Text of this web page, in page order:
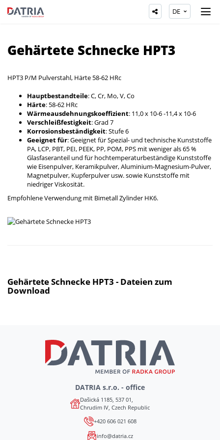
DE
Gehärtete Schnecke HPT3
HPT3 P/M Pulverstahl, Härte 58-62 HRc
Hauptbestandteile: C, Cr, Mo, V, Co
Härte: 58-62 HRc
Wärmeausdehnungskoeffizient: 11,0 x 10-6 -11,4 x 10-6
Verschleißfestigkeit: Grad 7
Korrosionsbeständigkeit: Stufe 6
Geeignet für: Geeignet für Spezial- und technische Kunststoffe
PA, LCP, PBT, PEI, PEEK, PP, POM, PPS mit weniger als 65 %
Glasfaseranteil und für hochtemperaturbeständige Kunststoffe
wie Eisenpulver, Keramikpulver, Aluminium-Magnesium-Pulver,
Magnetpulver, Kupferpulver usw. sowie Kunststoffe mit
niedriger Viskosität.
Empfohlene Verwendung mit Bimetall Zylinder HK6.
Gehärtete Schnecke HPT3 - Dateien zum
Download
DATRIA s.r.o. - office
Dašická 1185, 537 01,
Chrudim IV, Czech Republic
+420 606 021 608
info@datria.cz